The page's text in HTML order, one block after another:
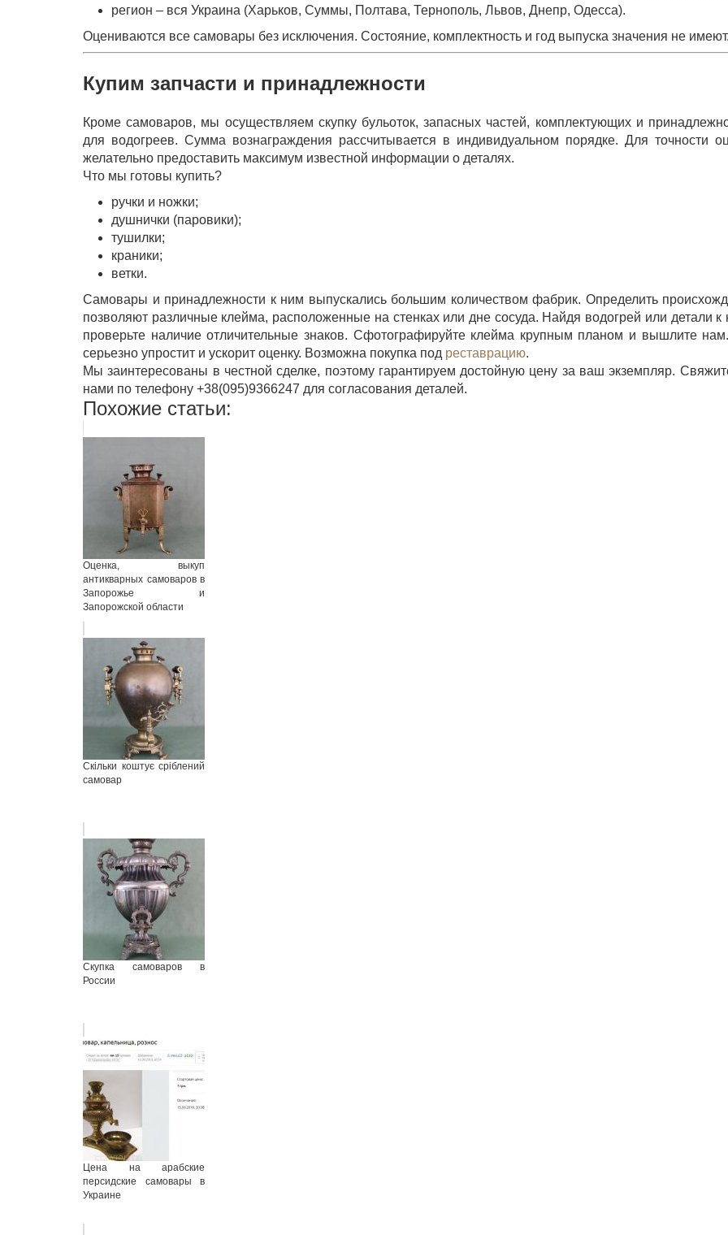
регион – вся Украина (Харьков, Суммы, Полтава, Тернополь, Львов, Днепр, Одесса).
Оцениваются все самовары без исключения. Состояние, комплектность и год выпуска значения не имеют.
Купим запчасти и принадлежности
Кроме самоваров, мы осуществляем скупку бульоток, запасных частей, комплектующих и
для водогреев. Сумма вознаграждения рассчитывается в индивидуальном порядке. Для точности
желательно предоставить максимум известной информации о деталях.
Что мы готовы купить?
ручки и ножки;
душнички (паровики);
тушилки;
краники;
ветки.
Самовары и принадлежности к ним выпускались большим количеством фабрик. Определить
позволяют различные клейма, расположенные на стенках или дне сосуда. Найдя водогрей или детали к
проверьте наличие отличительные знаков. Сфотографируйте клейма крупным планом и вышлите
серьезно упростит и ускорит оценку. Возможна покупка под реставрацию.
Мы заинтересованы в честной сделке, поэтому гарантируем достойную цену за ваш экземпляр.
нами по телефону +38(095)9366247 для согласования деталей.
Похожие статьи:
Оценка, выкуп
антикварных самоваров в
Запорожье и
Запорожской области
Скільки коштує сріблений
самовар
Скупка самоваров в
России
Цена на арабские
персидские самовары в
Украине